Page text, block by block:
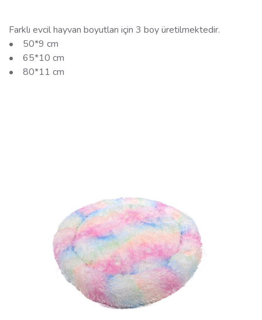
Farklı evcil hayvan boyutları için 3 boy üretilmektedir.
• 50*9 cm
• 65*10 cm
• 80*11 cm